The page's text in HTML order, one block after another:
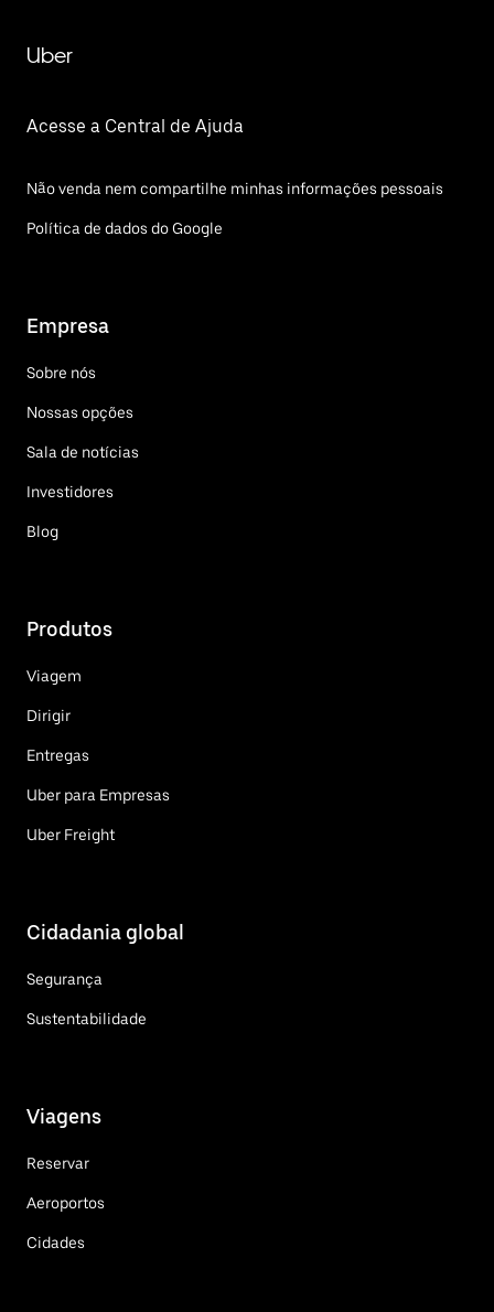
Uber
Acesse a Central de Ajuda
Não venda nem compartilhe minhas informações pessoais
Política de dados do Google
Empresa
Sobre nós
Nossas opções
Sala de notícias
Investidores
Blog
Produtos
Viagem
Dirigir
Entregas
Uber para Empresas
Uber Freight
Cidadania global
Segurança
Sustentabilidade
Viagens
Reservar
Aeroportos
Cidades